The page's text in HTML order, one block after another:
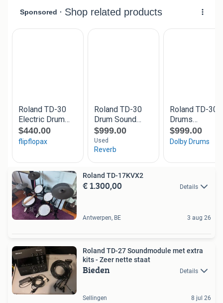
Roland TD-17KVX2
€ 1.300,00 Details
Antwerpen, BE 3 aug 26
Roland TD-27 Soundmodule met extra
kits - Zeer nette staat
Bieden Details
Sellingen 8 jul 26